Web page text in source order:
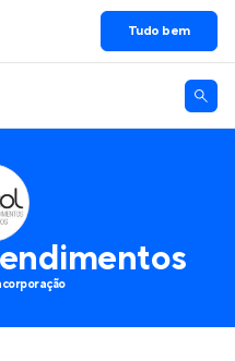
Tudo bem